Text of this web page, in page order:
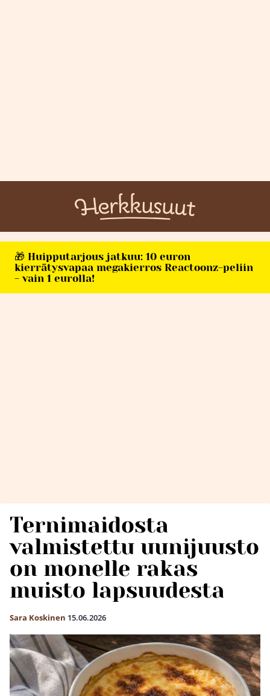
🎁 Huipputarjous jatkuu: 10 euron
kierrätysvapaa megakierros Reactoonz-peliin
- vain 1 eurolla!
Ternimaidosta
valmistettu uunijuusto
on monelle rakas
muisto lapsuudesta
Sara Koskinen 15.06.2026